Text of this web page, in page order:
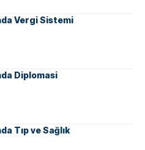
Vergi Sistemi
Diplomasi
Tıp ve Sağlık